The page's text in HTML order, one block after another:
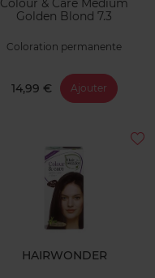
Colour & Care Medium
Golden Blond 7.3
Coloration permanente
14,99 € Ajouter
HAIRWONDER